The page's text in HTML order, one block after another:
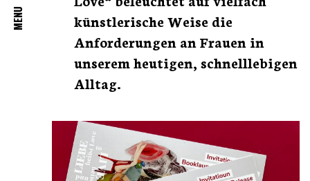
MENU
künstlerische Weise die
Anforderungen an Frauen in
unserem heutigen, schnelllebigen
Alltag.